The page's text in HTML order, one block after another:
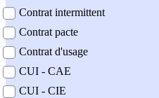
Contrat intermittent
Contrat pacte
Contrat d'usage
CUI - CAE
CUI - CIE